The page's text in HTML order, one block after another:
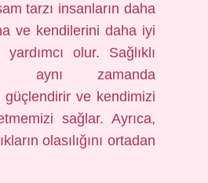
tarzı insanların daha
ve kendilerini daha iyi
olur. Sağlıklı
aynı zamanda
güçlendirir ve kendimizi
sağlar. Ayrıca,
olasılığını ortadan